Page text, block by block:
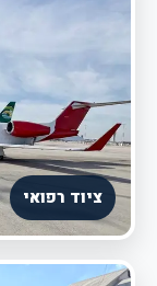
ציוד רפואי